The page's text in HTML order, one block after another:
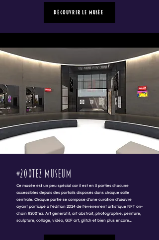
Découvrir le Musée
#200tez museum
Ce musée est un peu spécial car il est en 3 parties chacune
accessibles depuis des portails disposés dans chaque salle
centrale. Chaque partie se compose d’une curation d’œuvre
ayant participé à l’édition 2024 de l’évènement artistique NFT on-
chain #200tez. Art génératif, art abstrait, photographie, peinture,
sculpture, collage, vidéo, GIF art, glitch et bien plus encore…